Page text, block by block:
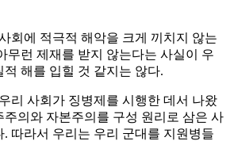
회에 적극적 해악을 크게 끼치지 않는
무런 제재를 받지 않는다는 사실이 우
해를 입힐 것 같지는 않다.
리 사회가 징병제를 시행한 데서 나왔
주의와 자본주의를 구성 원리로 삼은 사
따라서 우리는 우리 군대를 지원병들